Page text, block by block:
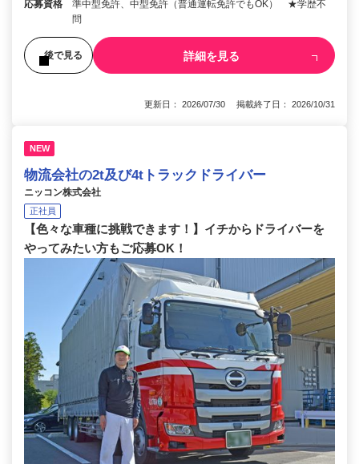
応募資格
準中型免許、中型免許（普通運転免許でもOK） ★学歴不
問
後で見る 詳細を見る
更新日： 2026/07/30 掲載終了日： 2026/10/31
NEW
物流会社の2t及び4tトラックドライバー
ニッコン株式会社
正社員
【色々な車種に挑戦できます！】イチからドライバーを
やってみたい方もご応募OK！